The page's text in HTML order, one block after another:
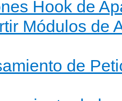
Hook de
Módulos de
de